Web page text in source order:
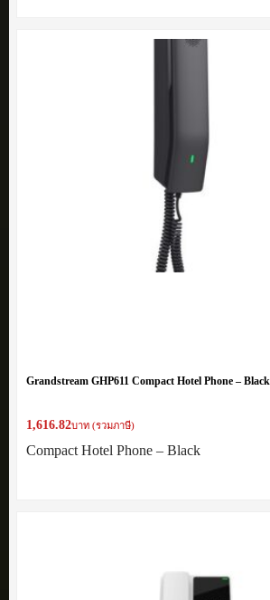
Grandstream GHP611 Compact Hotel Phone – Black
1,616.82บาท (รวมภาษี)
Compact Hotel Phone – Black